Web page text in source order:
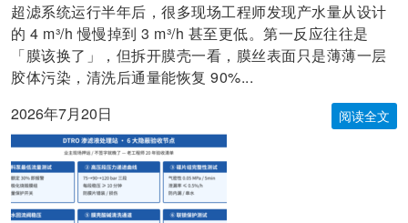
超滤系统运行半年后，很多现场工程师发现产水量从设计
的 4 m³/h 慢慢掉到 3 m³/h 甚至更低。第一反应往往是
「膜该换了」，但拆开膜壳一看，膜丝表面只是薄薄一层
胶体污染，清洗后通量能恢复 90%...
2026年7月20日
阅读全文